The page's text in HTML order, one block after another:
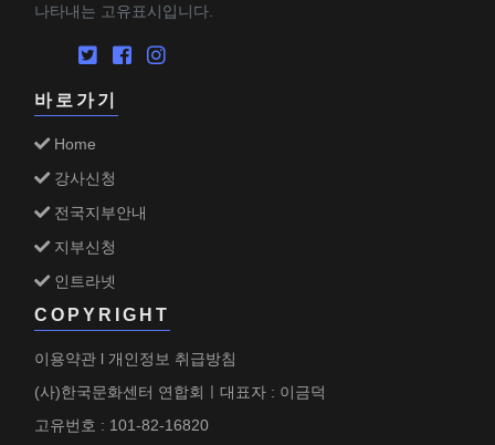
나타내는 고유표시입니다.
바로가기
Home
강사신청
전국지부안내
지부신청
인트라넷
COPYRIGHT
이용약관 개인정보 취급방침
(사)한국문화센터 연합회ㅣ대표자 : 이금덕
고유번호 : 101-82-16820